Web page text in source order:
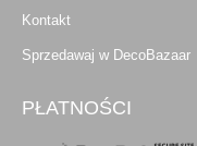
Kontakt
Sprzedawaj w DecoBazaar
PŁATNOŚCI